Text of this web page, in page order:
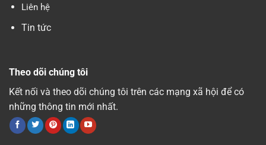
Liên hệ
Tin tức
Theo dõi chúng tôi
Kết nối và theo dõi chúng tôi trên các mạng xã hội để có
những thông tin mới nhất.